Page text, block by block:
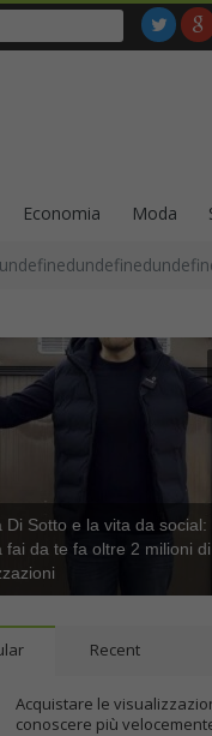
Economia Moda
Di Sotto e la vita da social:
fai da te fa oltre 2 milioni di
Recent
Acquistare le
conoscere più